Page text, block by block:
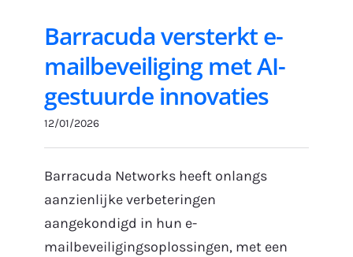
Barracuda versterkt e-
mailbeveiliging met AI-
gestuurde innovaties
12/01/2026
Barracuda Networks heeft onlangs
aanzienlijke verbeteringen
aangekondigd in hun e-
mailbeveiligingsoplossingen, met een